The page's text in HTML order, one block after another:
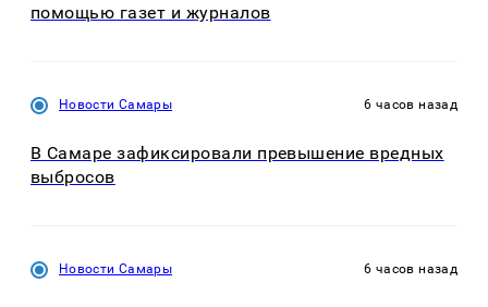
помощью газет и журналов
Новости Самары 6 часов назад
В Самаре зафиксировали превышение вредных
выбросов
Новости Самары 6 часов назад